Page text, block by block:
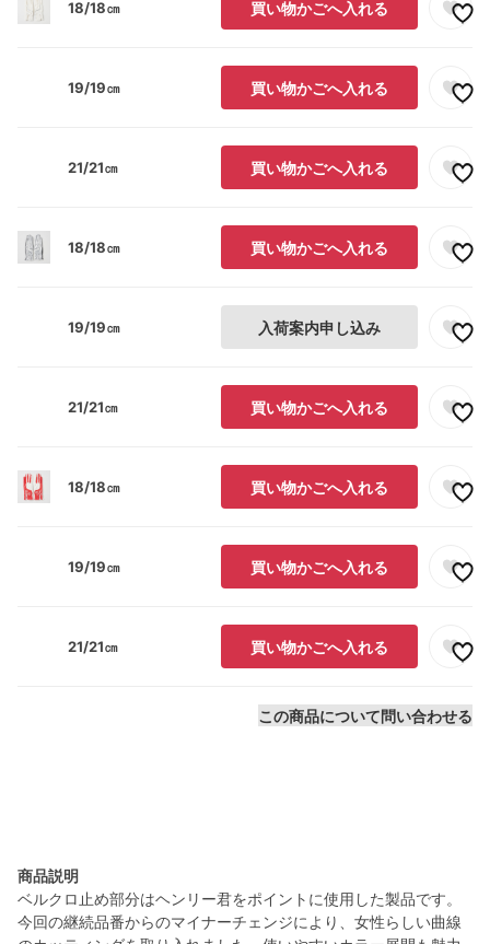
18/18㎝ 買い物かごへ入れる
19/19㎝ 買い物かごへ入れる
21/21㎝ 買い物かごへ入れる
18/18㎝ 買い物かごへ入れる
19/19㎝ 入荷案内申し込み
21/21㎝ 買い物かごへ入れる
18/18㎝ 買い物かごへ入れる
19/19㎝ 買い物かごへ入れる
21/21㎝ 買い物かごへ入れる
この商品について問い合わせる
商品説明
ベルクロ止め部分はヘンリー君をポイントに使用した製品です。
今回の継続品番からのマイナーチェンジにより、女性らしい曲線